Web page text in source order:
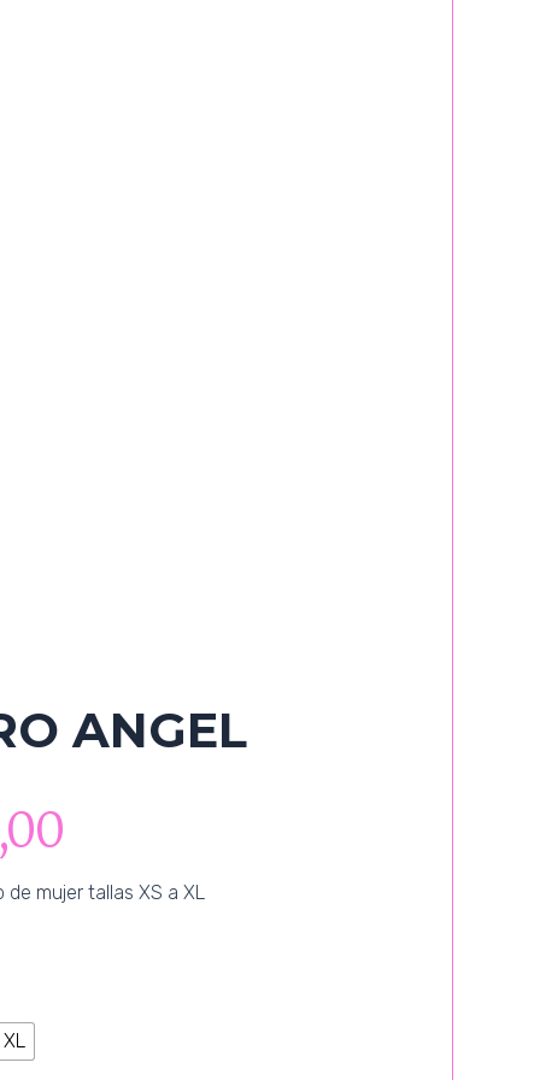
ANGEL
mujer tallas XS a XL
XL